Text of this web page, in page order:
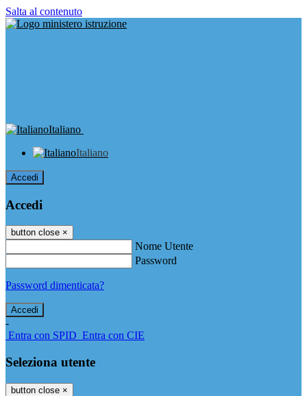
Salta al contenuto
Italiano
Italiano
Accedi
Accedi
button close ×
Nome Utente
Password
Password dimenticata?
-
Entra con SPID Entra con CIE
Seleziona utente
button close ×